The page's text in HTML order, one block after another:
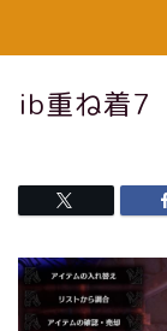
ib重ね着7